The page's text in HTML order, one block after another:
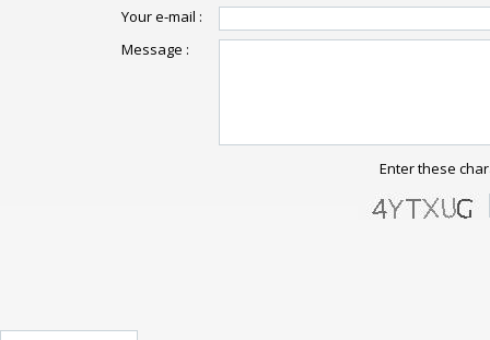
Your e-mail :
Message :
Enter these